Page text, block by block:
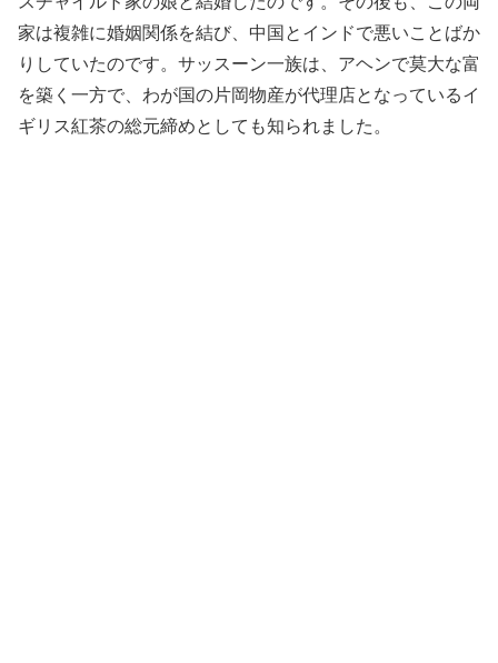
家は複雑に婚姻関係を結び、中国とインドで悪いことばか
りしていたのです。サッスーン一族は、アヘンで莫大な富
を築く一方で、わが国の片岡物産が代理店となっているイ
ギリス紅茶の総元締めとしても知られました。